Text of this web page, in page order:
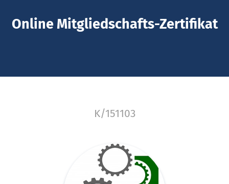
Online Mitgliedschafts-Zertifikat
K/151103